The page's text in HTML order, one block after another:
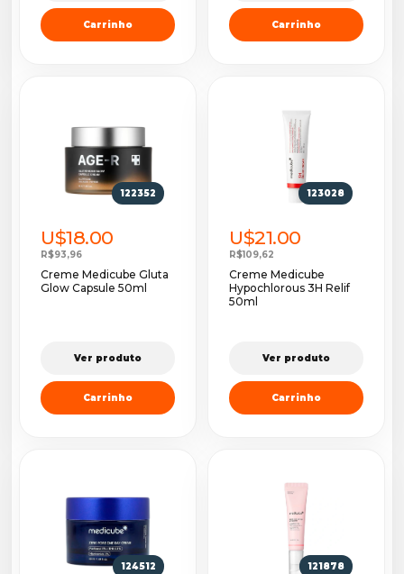
Carrinho Carrinho
122352
U$18.00
R$93,96
Creme Medicube Gluta
Glow Capsule 50ml
Ver produto
Carrinho
123028
U$21.00
R$109,62
Creme Medicube
Hypochlorous 3H Relif
50ml
Ver produto
Carrinho
124512 121878